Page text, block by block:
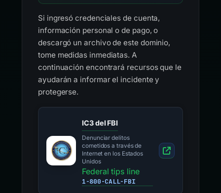
Si ingresó credenciales de cuenta,
información personal o de pago, o
descargó un archivo de este dominio,
tome medidas inmediatas. A
continuación encontrará recursos que le
ayudarán a informar el incidente y
protegerse.
IC3 del FBI
Denunciar delitos
cometidos a través de
Internet en los Estados
Unidos
Federal tips line
1-800-CALL-FBI